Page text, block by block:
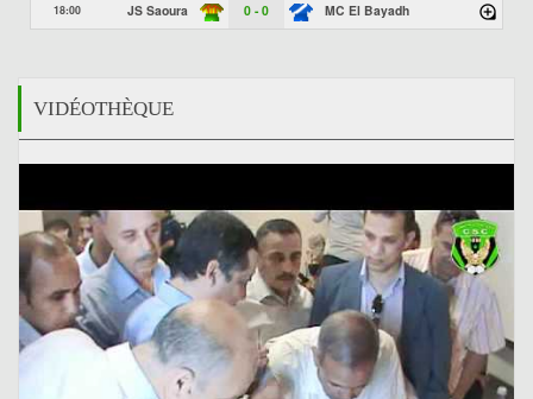
18:00 JS Saoura 0 - 0 MC El Bayadh
VIDÉOTHÈQUE